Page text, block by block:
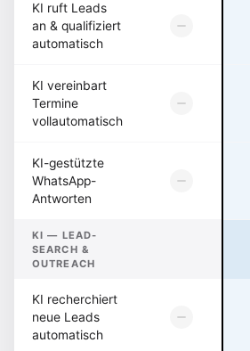
KI ruft Leads
an & qualifiziert
automatisch
KI vereinbart
Termine
vollautomatisch
KI-gestützte
WhatsApp-
Antworten
KI — LEAD-
SEARCH &
OUTREACH
KI recherchiert
neue Leads
automatisch